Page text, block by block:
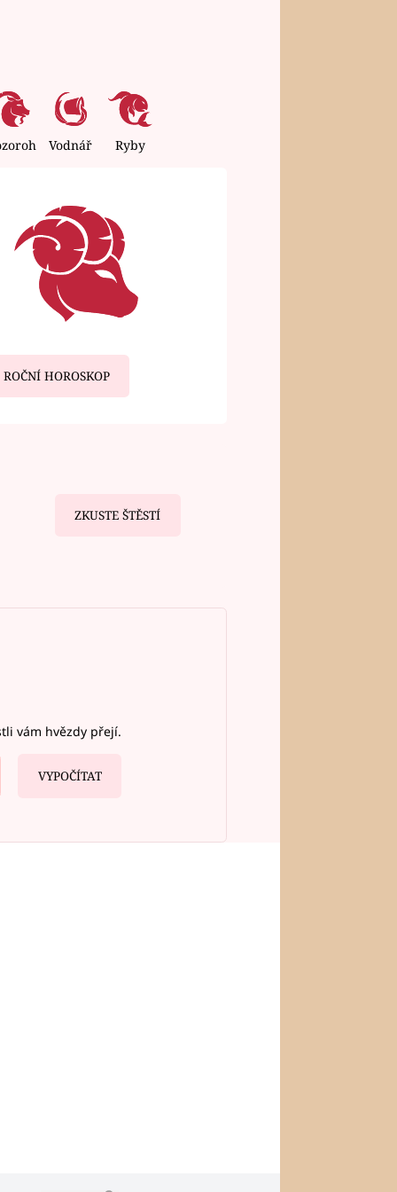
Vodnář Ryby
ROČNÍ HOROSKOP
ZKUSTE ŠTĚSTÍ
vám hvězdy přejí.
VYPOČÍTAT